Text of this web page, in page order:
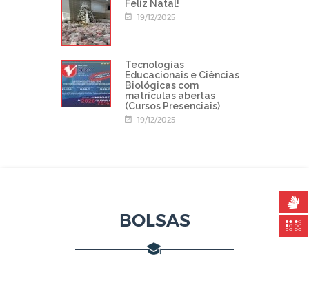
Feliz Natal!
19/12/2025
Tecnologias
Educacionais e Ciências
Biológicas com
matrículas abertas
(Cursos Presenciais)
19/12/2025
BOLSAS